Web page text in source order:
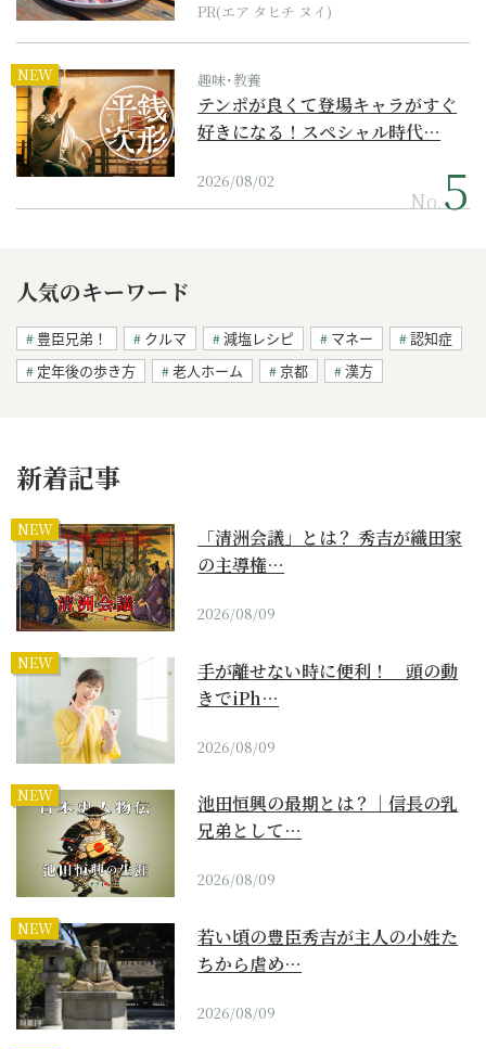
PR(エア タヒチ ヌイ)
NEW 趣味･教養
テンポが良くて登場キャラがすぐ
好きになる！スペシャル時代…
2026/08/02
No.
人気のキーワード
豊臣兄弟！ クルマ 減塩レシピ マネー
認知症
定年後の歩き方
老人ホーム 京都 漢方
新着記事
NEW
「清洲会議」とは？ 秀吉が織田家
の主導権…
2026/08/09
NEW
手が離せない時に便利！ 頭の動
きでiPh…
2026/08/09
NEW
池田恒興の最期とは？｜信長の乳
兄弟として…
2026/08/09
NEW
若い頃の豊臣秀吉が主人の小姓た
ちから虐め…
2026/08/09